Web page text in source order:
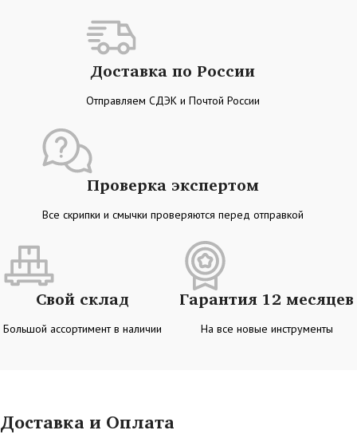
Доставка по России
Отправляем СДЭК и Почтой России
Проверка экспертом
Все скрипки и смычки проверяются перед отправкой
Свой склад
Большой ассортимент в наличии
Гарантия 12 месяцев
На все новые инструменты
Доставка и Оплата